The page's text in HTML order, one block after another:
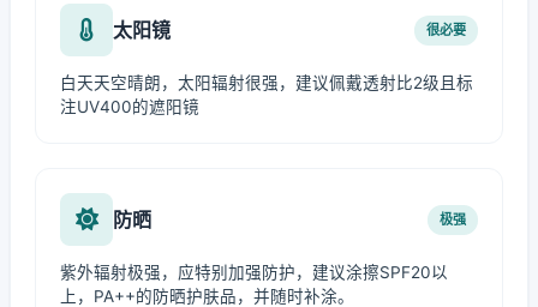
太阳镜 很必要
白天天空晴朗，太阳辐射很强，建议佩戴透射比2级且标
注UV400的遮阳镜
防晒 极强
紫外辐射极强，应特别加强防护，建议涂擦SPF20以
上，PA++的防晒护肤品，并随时补涂。